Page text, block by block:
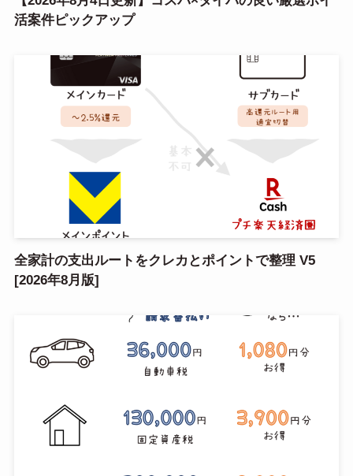
活案件ピックアップ
全家計の支出ルートをクレカとポイントで整理 V5
[2026年8月版]